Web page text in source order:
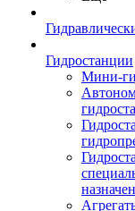
Гидростанции
Мини-